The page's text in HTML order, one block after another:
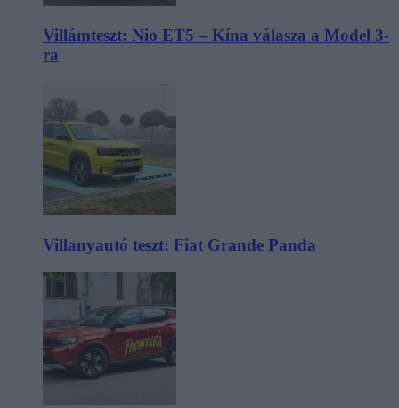
Villámteszt: Nio ET5 – Kína válasza a Model 3-
ra
Villanyautó teszt: Fiat Grande Panda